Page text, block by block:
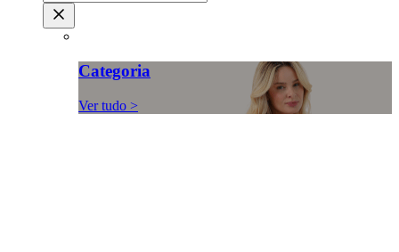
Categoria
Ver tudo >